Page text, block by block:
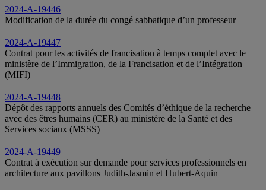
2024-A-19446
Modification de la durée du congé sabbatique d’un professeur
2024-A-19447
Contrat pour les activités de francisation à temps complet avec le
ministère de l’Immigration, de la Francisation et de l’Intégration
(MIFI)
2024-A-19448
Dépôt des rapports annuels des Comités d’éthique de la recherche
avec des êtres humains (CER) au ministère de la Santé et des
Services sociaux (MSSS)
2024-A-19449
Contrat à exécution sur demande pour services professionnels en
architecture aux pavillons Judith-Jasmin et Hubert-Aquin